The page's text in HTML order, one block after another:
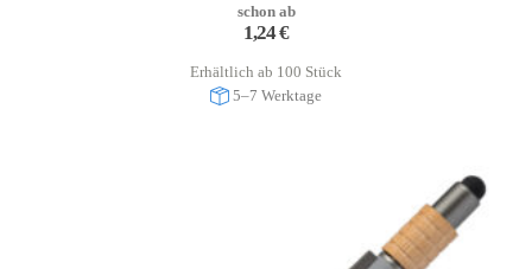
schon ab
1,24€
Erhältlich ab 100 Stück
5–7 Werktage